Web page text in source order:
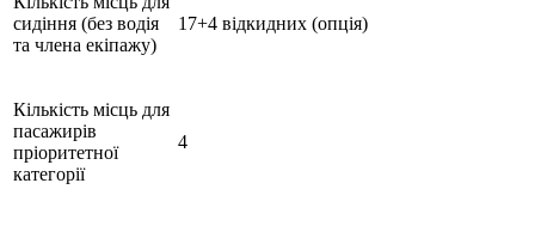
сидіння (без водія
та члена екіпажу)
17+4 відкидних (опція)
Кількість місць для
пасажирів
пріоритетної
категорії
4